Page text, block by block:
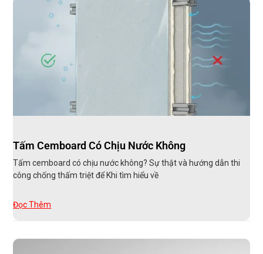
Tấm Cemboard Có Chịu Nước Không
Tấm cemboard có chịu nước không? Sự thật và hướng dẫn thi
công chống thấm triệt để Khi tìm hiểu về
Đọc Thêm